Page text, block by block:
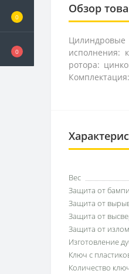
0
0
Обзор
Цилиндровые
исполнения:
ротора:
Вес
Защита от
Защита от
Защита от
Защита от
Изготовление
Ключ с
Количество